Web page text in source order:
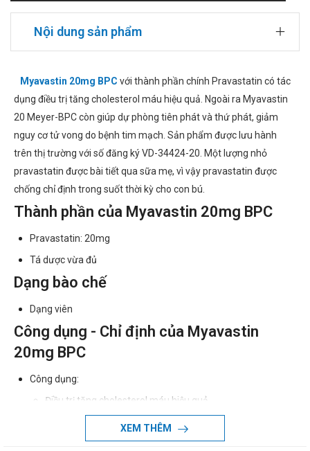
Nội dung sản phẩm
Myavastin 20mg BPC với thành phần chính Pravastatin có tác
dụng điều trị tăng cholesterol máu hiệu quả. Ngoài ra Myavastin
20 Meyer-BPC còn giúp dự phòng tiên phát và thứ phát, giảm
nguy cơ tử vong do bệnh tim mạch. Sản phẩm được lưu hành
trên thị trường với số đăng ký VD-34424-20. Một lượng nhỏ
pravastatin được bài tiết qua sữa mẹ, vì vậy pravastatin được
chống chỉ định trong suốt thời kỳ cho con bú.
Thành phần của Myavastin 20mg BPC
Pravastatin: 20mg
Tá dược vừa đủ
Dạng bào chế
Dạng viên
Công dụng - Chỉ định của Myavastin
20mg BPC
Công dụng:
Điều trị tăng cholesterol máu hiệu quả.
Dự phòng tiên phát và thứ phát, giảm nguy cơ tử vong do
bệnh tim mạch.
XEM THÊM